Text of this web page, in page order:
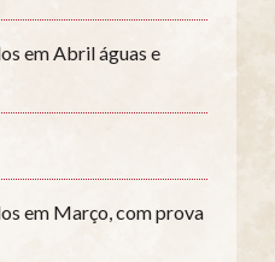
em Abril águas e
em Março, com prova